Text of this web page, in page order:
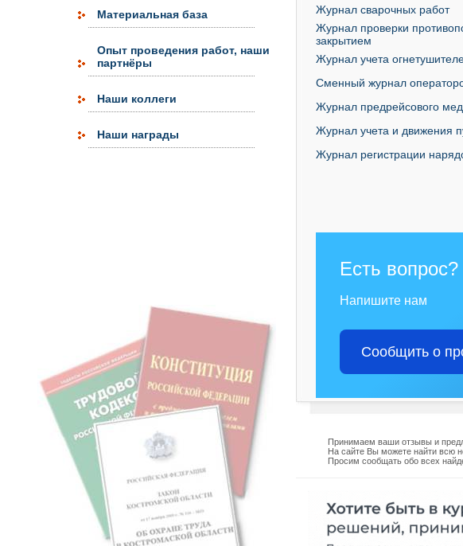
Материальная база
Опыт проведения работ, наши
партнёры
Наши коллеги
Наши награды
Журнал сварочных работ
Журнал проверки
закрытием
Журнал учета
Сменный журнал
Журнал предрейсового
Журнал учета и движения
Журнал регистрации
Есть вопрос?
Напишите нам
Сообщить о
Принимаем ваши отзывы и
На сайте Вы можете найти всю
Просим сообщать обо всех